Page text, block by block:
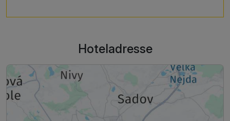
Hoteladresse